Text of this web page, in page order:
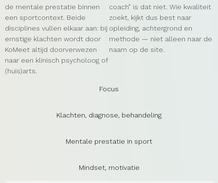
de mentale prestatie binnen
een sportcontext. Beide
disciplines vullen elkaar aan: bij
ernstige klachten wordt door
KoMeet altijd doorverwezen
naar een klinisch psycholoog of
(huis)arts.
coach” is dat niet. Wie kwaliteit
zoekt, kijkt dus best naar
opleiding, achtergrond en
methode — niet alleen naar de
naam op de site.
Focus
Klachten, diagnose, behandeling
Mentale prestatie in sport
Mindset, motivatie